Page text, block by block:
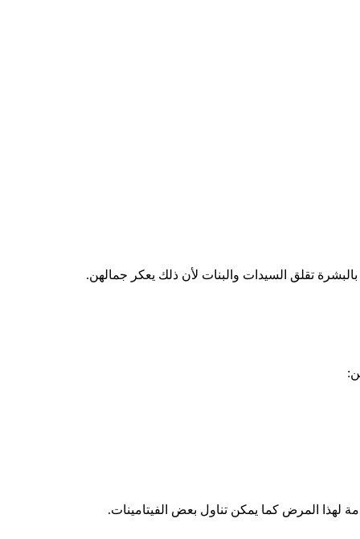
تقلق السيدات والبنات لأن ذلك يعكر جمالهن.
لهذا المرض كما يمكن تناول بعض الفيتامينات.